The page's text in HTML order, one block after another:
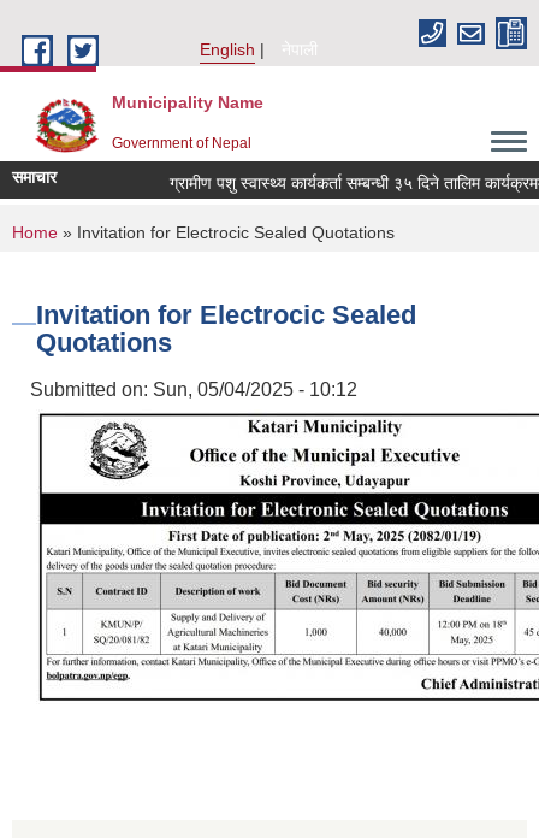
English
नेपाली
Municipality Name
Government of Nepal
समाचार ग्रामीण पशु स्वास्थ्य कार्यकर्ता सम्बन्धी ३५ दिने तालिम
You are here
Home » Invitation for Electrocic Sealed Quotations
Invitation for Electrocic Sealed
Quotations
Submitted on: Sun, 05/04/2025 - 10:12